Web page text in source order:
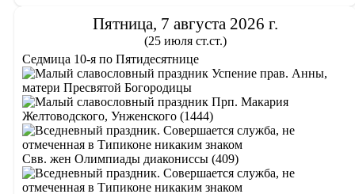
Пятница, 7 августа 2026 г.
(25 июля ст.ст.)
Седмица 10-я по Пятидесятнице
Успение прав. Анны,
матери Пресвятой Богородицы
Прп. Макария
Желтоводского, Унженского (1444)
Свв. жен Олимпиады диакониссы (409)